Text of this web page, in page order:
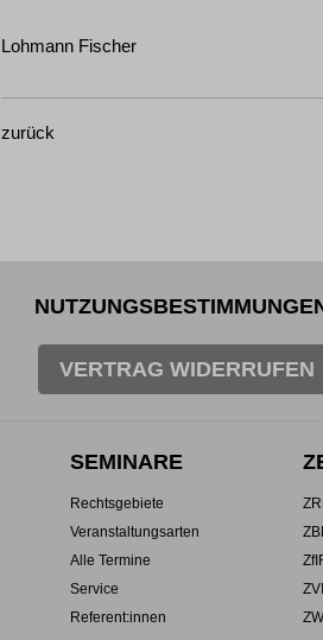
Lohmann Fischer
zurück
VERTRAG WIDERRUFEN
SEMINARE
Rechtsgebiete
Veranstaltungsarten
Alle Termine
Service
Referent:innen
ZRI
ZVI